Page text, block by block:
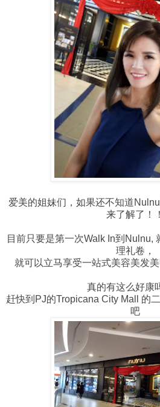
爱美的姐妹们，如果还不知道
来了解了！！
目前只要是第一次Walk In到Nulnu,
理礼卷，
就可以立马享受一站式美容美发
真的有这么好康
赶快到PJ的Tropicana City Mall 的
吧